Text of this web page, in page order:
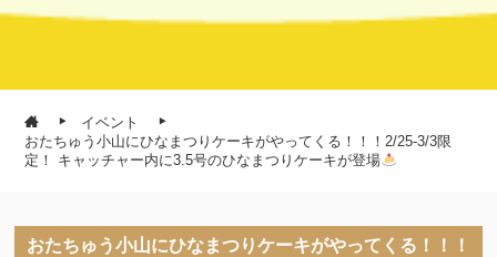
イベント
おたちゅう小山にひなまつりケーキがやってくる！！！2/25-3/3限
定！ キャッチャー内に3.5号のひなまつりケーキが登場
おたちゅう小山にひなまつりケーキがやってくる！！！